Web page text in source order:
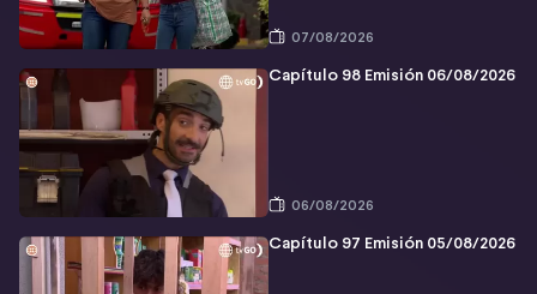
07/08/2026
Capítulo 98 Emisión 06/08/2026
06/08/2026
Capítulo 97 Emisión 05/08/2026